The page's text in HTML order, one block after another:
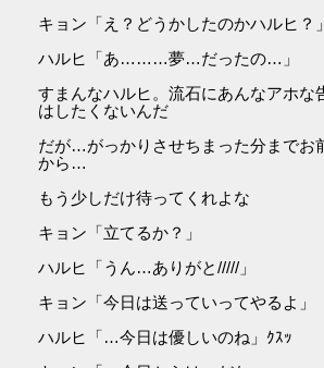
キョン「え？どうかしたのかハルヒ？」
ハルヒ「あ………夢…だったの…」
すまんなハルヒ。流石にあんなアホな
はしたくないんだ
だが…がっかりさせちまった分までお
から…
もう少しだけ待ってくれよな
キョン「立てるか？」
ハルヒ「うん…ありがと/////」
キョン「今日は送っていってやるよ」
ハルヒ「…今日は優しいのね」ｸｽｯ